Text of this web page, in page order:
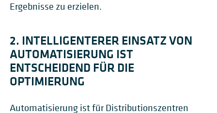
Ergebnisse zu erzielen.
2. INTELLIGENTERER EINSATZ VON
AUTOMATISIERUNG IST
ENTSCHEIDEND FÜR DIE
OPTIMIERUNG
Automatisierung ist für Distributionszentren